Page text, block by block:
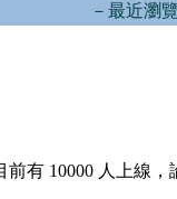
－最近瀏
前有 10000 人上線